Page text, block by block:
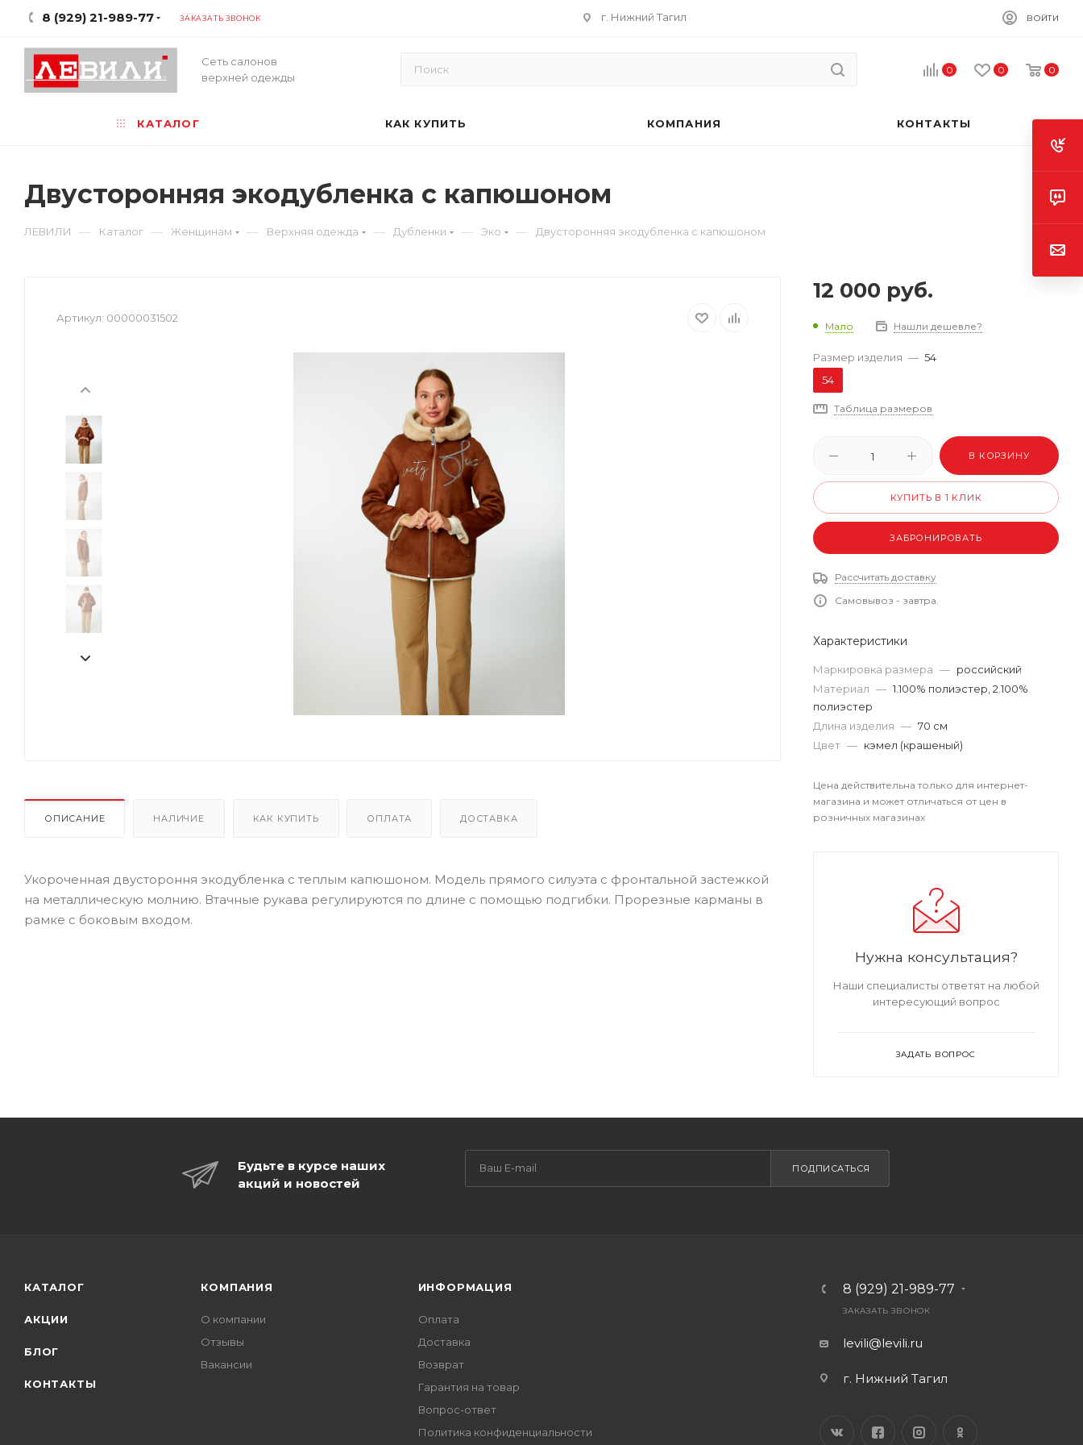
8 (929) 21-989-77 ЗАКАЗАТЬ ЗВОНОК г. Нижний Тагил ВОЙТИ
Сеть салонов
верхней одежды
0 0 0
КАТАЛОГ КАК КУПИТЬ КОМПАНИЯ КОНТАКТЫ
Двусторонняя экодубленка с капюшоном
ЛЕВИЛИ — Каталог — Женщинам — Верхняя одежда — Дубленки — Эко — Двусторонняя экодубленка с капюшоном
Артикул: 00000031502
ОПИСАНИЕ НАЛИЧИЕ КАК КУПИТЬ ОПЛАТА ДОСТАВКА
Укороченная двустороння экодубленка с теплым капюшоном. Модель прямого силуэта с фронтальной застежкой
на металлическую молнию. Втачные рукава регулируются по длине с помощью подгибки. Прорезные карманы в
рамке с боковым входом.
12 000 руб.
Мало Нашли дешевле?
Размер изделия — 54
54
Таблица размеров
В КОРЗИНУ
КУПИТЬ В 1 КЛИК
ЗАБРОНИРОВАТЬ
Рассчитать доставку
Самовывоз - завтра.
Характеристики
Маркировка размера — российский
Материал — 1.100% полиэстер, 2.100%
полиэстер
Длина изделия — 70 см
Цвет — кэмел (крашеный)
Цена действительна только для интернет-
магазина и может отличаться от цен в
розничных магазинах
Нужна консультация?
Наши специалисты ответят на любой
интересующий вопрос
ЗАДАТЬ ВОПРОС
Будьте в курсе наших
акций и новостей
ПОДПИСАТЬСЯ
КАТАЛОГ
АКЦИИ
БЛОГ
КОНТАКТЫ
КОМПАНИЯ
О компании
Отзывы
Вакансии
ИНФОРМАЦИЯ
Оплата
Доставка
Возврат
Гарантия на товар
Вопрос-ответ
Политика конфиденциальности
8 (929) 21-989-77
ЗАКАЗАТЬ ЗВОНОК
levili@levili.ru
г. Нижний Тагил